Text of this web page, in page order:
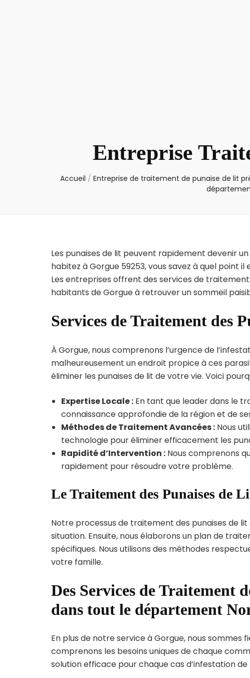
Entreprise
Accueil / Entreprise de traitement de punaise de lit
Les punaises de lit peuvent rapidement devenir
habitez à Gorgue 59253, vous savez à quel
Les entreprises offrent des services de
habitants de Gorgue à retrouver un sommeil
Services de Traitement des
À Gorgue, nous comprenons l’urgence de
malheureusement un endroit propice à ces
éliminer les punaises de lit de votre vie. Voici
Expertise Locale : En tant que leader dans le
connaissance approfondie de la région et de
Méthodes de Traitement Avancées : Nous
technologie pour éliminer efficacement les
Rapidité d’Intervention : Nous comprenons
rapidement pour résoudre votre problème.
Le Traitement des Punaises de
Notre processus de traitement des punaises de
situation. Ensuite, nous élaborons un plan de
spécifiques. Nous utilisons des méthodes
votre famille.
Des Services de Traitement
dans tout le département
En plus de notre service à Gorgue, nous sommes
comprenons les besoins uniques de chaque
solution efficace pour chaque cas d’infestation de